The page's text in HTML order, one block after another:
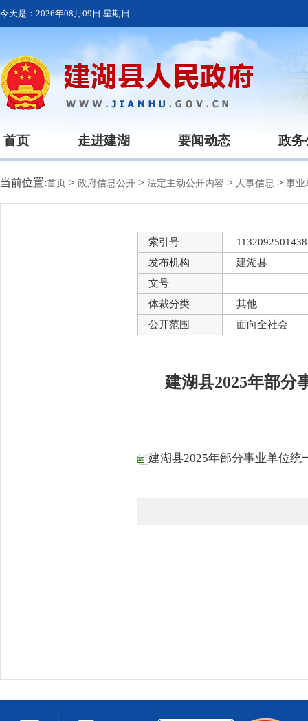
今天是： 2026年08月09日 星期日
首页 走进建湖 要闻动态 政务
当前位置:首页 > 政府信息公开 > 法定主动公开内容 > 人事信息 > 事业
索引号
发布机构
建湖县
文号
体裁分类
其他
公开范围
面向全社会
建湖县2025年部分
建湖县2025年部分事业单位